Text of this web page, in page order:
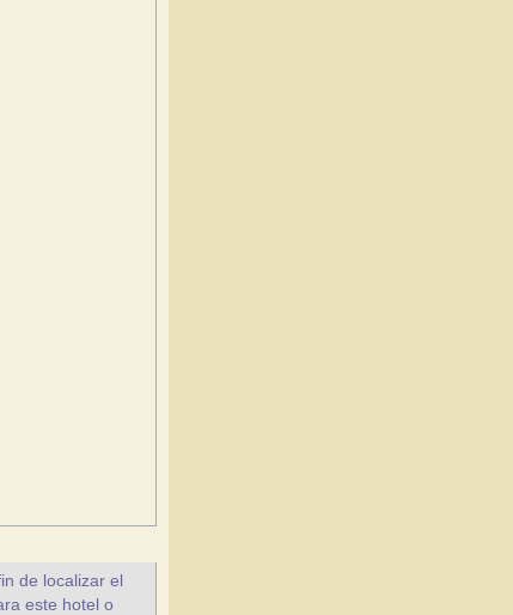
de localizar el
este hotel o